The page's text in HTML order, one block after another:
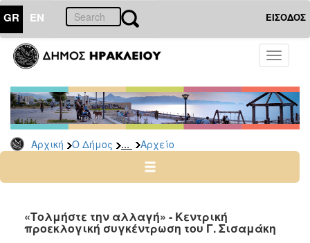
GR EN ΕΙΣΟΔΟΣ
Toggle
Αρχική Ο Δήμος ... Αρχείο
ΔΗΜΟΣ
Δημοτικές
Παρατάξεις
Αρχείο
«Τολμήστε την αλλαγή» - Κεντρική
προεκλογική συγκέντρωση του Γ. Σισαμάκη